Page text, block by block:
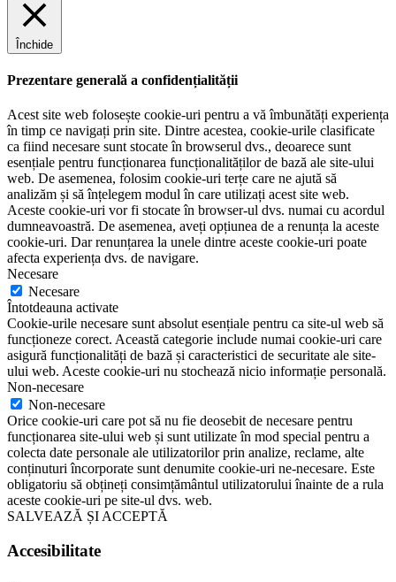
Închide
Prezentare generală a confidențialității
Acest site web folosește cookie-uri pentru a vă îmbunătăți experiența
în timp ce navigați prin site. Dintre acestea, cookie-urile clasificate
ca fiind necesare sunt stocate în browserul dvs., deoarece sunt
esențiale pentru funcționarea funcționalităților de bază ale site-ului
web. De asemenea, folosim cookie-uri terțe care ne ajută să
analizăm și să înțelegem modul în care utilizați acest site web.
Aceste cookie-uri vor fi stocate în browser-ul dvs. numai cu acordul
dumneavoastră. De asemenea, aveți opțiunea de a renunța la aceste
cookie-uri. Dar renunțarea la unele dintre aceste cookie-uri poate
afecta experiența dvs. de navigare.
Necesare
Necesare
Întotdeauna activate
Cookie-urile necesare sunt absolut esențiale pentru ca site-ul web să
funcționeze corect. Această categorie include numai cookie-uri care
asigură funcționalități de bază și caracteristici de securitate ale site-
ului web. Aceste cookie-uri nu stochează nicio informație personală.
Non-necesare
Non-necesare
Orice cookie-uri care pot să nu fie deosebit de necesare pentru
funcționarea site-ului web și sunt utilizate în mod special pentru a
colecta date personale ale utilizatorilor prin analize, reclame, alte
conținuturi încorporate sunt denumite cookie-uri ne-necesare. Este
obligatoriu să obțineți consimțământul utilizatorului înainte de a rula
aceste cookie-uri pe site-ul dvs. web.
SALVEAZĂ ȘI ACCEPTĂ
Accesibilitate